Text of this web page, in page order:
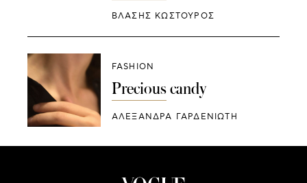
ΒΛΑΣΗΣ ΚΩΣΤΟΥΡΟΣ
FASHION
Precious candy
ΑΛΕΞΑΝΔΡΑ ΓΑΡΔΕΝΙΩΤΗ